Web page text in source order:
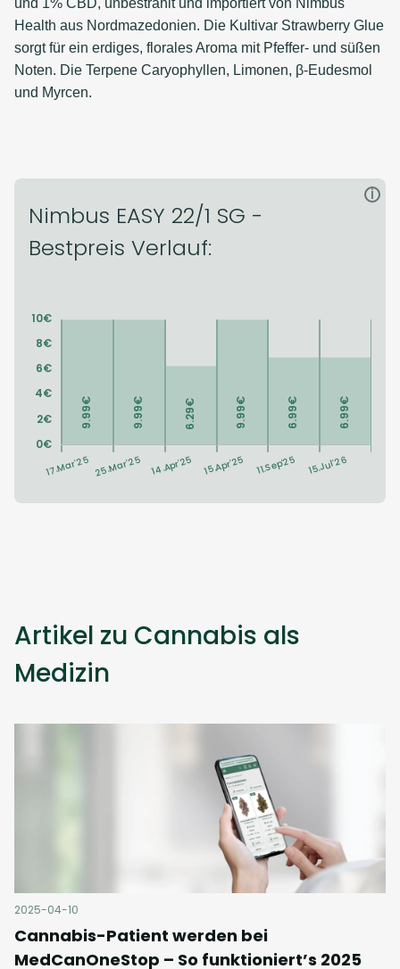
und 1% CBD, unbestrahlt und importiert von Nimbus
Health aus Nordmazedonien. Die Kultivar Strawberry Glue
sorgt für ein erdiges, florales Aroma mit Pfeffer- und süßen
Noten. Die Terpene Caryophyllen, Limonen, β-Eudesmol
und Myrcen.
Nimbus EASY 22/1 SG -
Bestpreis Verlauf:
i
Artikel zu Cannabis als
Medizin
2025-04-10
Cannabis-Patient werden bei
MedCanOneStop – So funktioniert’s 2025